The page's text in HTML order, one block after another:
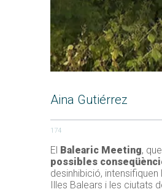
Aina Gutiérrez
174
El Balearic Meeting,
possibles
desinhibició,
Illes Balears i les ciutats